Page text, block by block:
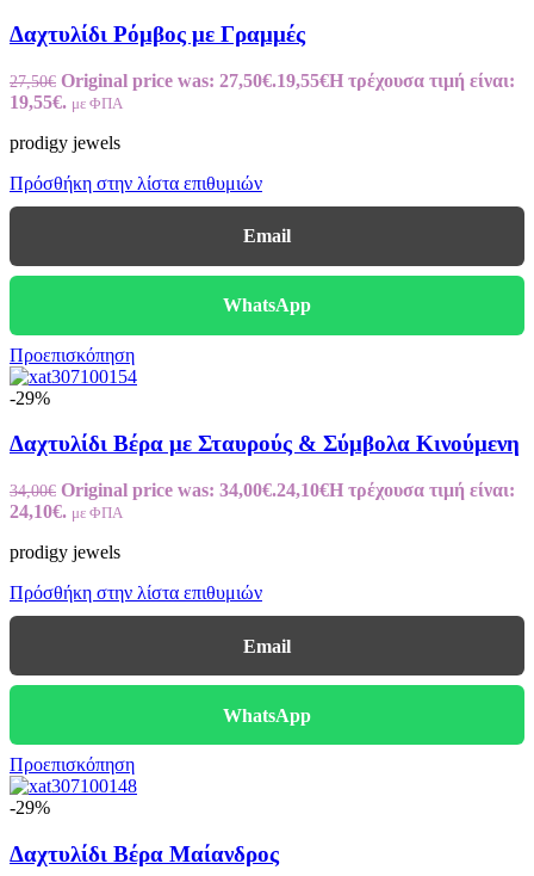
Δαχτυλίδι Ρόμβος με Γραμμές
27,50€ Original price was: 27,50€.19,55€Η τρέχουσα τιμή είναι:
19,55€. με ΦΠΑ
prodigy jewels
Πρόσθήκη στην λίστα επιθυμιών
Email
WhatsApp
Προεπισκόπηση
-29%
Δαχτυλίδι Βέρα με Σταυρoύς & Σύμβολα Κινούμενη
34,00€ Original price was: 34,00€.24,10€Η τρέχουσα τιμή είναι:
24,10€. με ΦΠΑ
prodigy jewels
Πρόσθήκη στην λίστα επιθυμιών
Email
WhatsApp
Προεπισκόπηση
-29%
Δαχτυλίδι Βέρα Μαίανδρος